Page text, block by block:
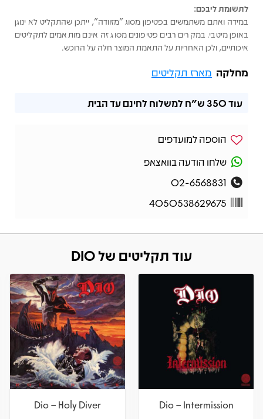
לתשומת ליבכם:
במידה ואתם משתמשים בפטיפון מסוג "מזוודה", ייתכן שהתקליט לא ינוגן
באופן מיטבי. במקרים רבים פטיפונים מסוג זה אינם מותאמים לתקליטים
איכותיים, ולכן האחריות על התאמת המוצר חלה על הרוכש.
מחלקה מארז תקליטים
עוד350 ש"ח למשלוח לחינם עד הבית
הוספה למועדפים
שלחו הודעה בוואצאפ
02-6568831
4050538629675
עוד תקליטים של DIO
Dio – Intermission
Dio – Holy Diver